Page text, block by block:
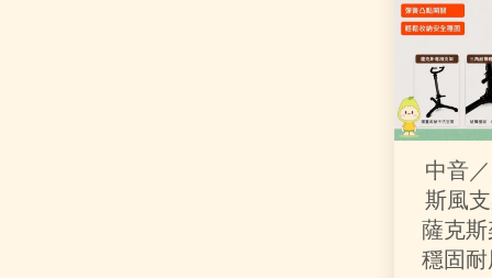
中音
斯風
薩克
穩固